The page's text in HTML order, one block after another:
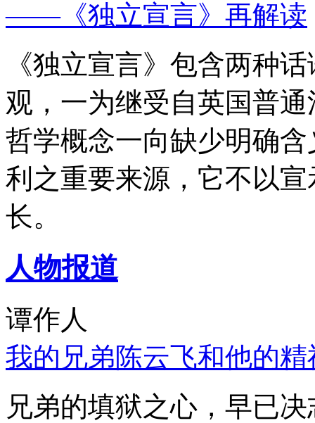
——《独立宣言》再解读
《独立宣言》包含两种
观，一为继受自英国普
哲学概念一向缺少明确
利之重要来源，它不以
长。
人物报道
谭作人
我的兄弟陈云飞和他的
兄弟的填狱之心，早已